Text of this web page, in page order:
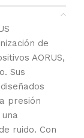
de
AORUS,
Sus
presión
ruido. Con